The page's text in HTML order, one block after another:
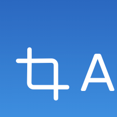
Hammerli 850 AirMagnum
Armurerie Loisir